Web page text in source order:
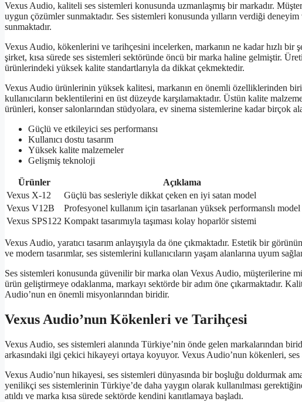
Vexus Audio, kaliteli ses sistemleri konusunda uzmanlaşmış bir markadır.
uygun çözümler sunmaktadır. Ses sistemleri konusunda yılların verdiği
sunmaktadır.
Vexus Audio, kökenlerini ve tarihçesini incelerken, markanın ne kadar hızlı
şirket, kısa sürede ses sistemleri sektöründe öncü bir marka haline gelmiştir.
ürünlerindeki yüksek kalite standartlarıyla da dikkat çekmektedir.
Vexus Audio ürünlerinin yüksek kalitesi, markanın en önemli özelliklerinden
kullanıcıların beklentilerini en üst düzeyde karşılamaktadır. Üstün kalite
ürünleri, konser salonlarından stüdyolara, ev sinema sistemlerine kadar birçok
Güçlü ve etkileyici ses performansı
Kullanıcı dostu tasarım
Yüksek kalite malzemeler
Gelişmiş teknoloji
Ürünler
Açıklama
Vexus X-12
Güçlü bas sesleriyle dikkat çeken en iyi satan model
Vexus V12B
Profesyonel kullanım için tasarlanan yüksek performanslı model
Vexus SPS122 Kompakt tasarımıyla taşıması kolay hoparlör sistemi
Vexus Audio, yaratıcı tasarım anlayışıyla da öne çıkmaktadır. Estetik bir
ve modern tasarımlar, ses sistemlerini kullanıcıların yaşam alanlarına uyum
Ses sistemleri konusunda güvenilir bir marka olan Vexus Audio, müşterilerine
ürün geliştirmeye odaklanma, markayı sektörde bir adım öne çıkarmaktadır.
Audio’nun en önemli misyonlarından biridir.
Vexus Audio’nun Kökenleri ve Tarihçesi
Vexus Audio, ses sistemleri alanında Türkiye’nin önde gelen markalarından
arkasındaki ilgi çekici hikayeyi ortaya koyuyor. Vexus Audio’nun kökenleri, ses
Vexus Audio’nun hikayesi, ses sistemleri dünyasında bir boşluğu doldurmak
yenilikçi ses sistemlerinin Türkiye’de daha yaygın olarak kullanılması
atıldı ve marka kısa sürede sektörde kendini kanıtlamaya başladı.